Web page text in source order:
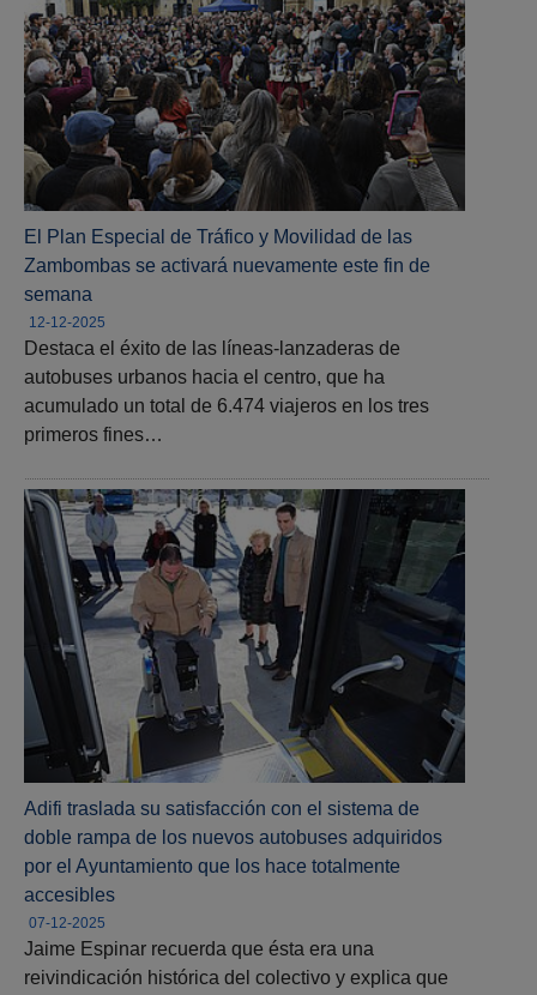
El Plan Especial de Tráfico y Movilidad de las
Zambombas se activará nuevamente este fin de
semana
12-12-2025
Destaca el éxito de las líneas-lanzaderas de
autobuses urbanos hacia el centro, que ha
acumulado un total de 6.474 viajeros en los tres
primeros fines…
Adifi traslada su satisfacción con el sistema de
doble rampa de los nuevos autobuses adquiridos
por el Ayuntamiento que los hace totalmente
accesibles
07-12-2025
Jaime Espinar recuerda que ésta era una
reivindicación histórica del colectivo y explica que